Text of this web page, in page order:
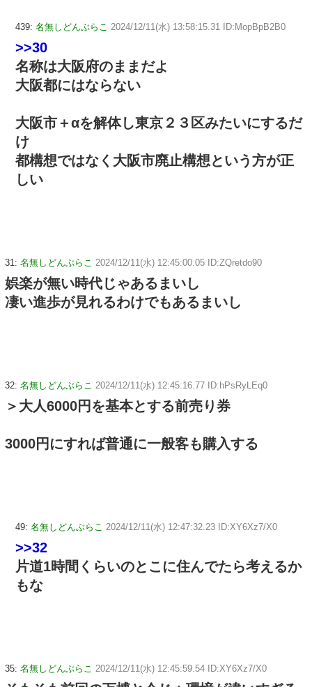
439: 名無しどんぶらこ 2024/12/11(水) 13:58:15.31 ID:MopBpB2B0
>>30
名称は大阪府のままだよ
大阪都にはならない
大阪市＋αを解体し東京２３区みたいにするだ
け
都構想ではなく大阪市廃止構想という方が正
しい
31: 名無しどんぶらこ 2024/12/11(水) 12:45:00.05 ID:ZQretdo90
娯楽が無い時代じゃあるまいし
凄い進歩が見れるわけでもあるまいし
32: 名無しどんぶらこ 2024/12/11(水) 12:45:16.77 ID:hPsRyLEq0
＞大人6000円を基本とする前売り券
3000円にすれば普通に一般客も購入する
49: 名無しどんぶらこ 2024/12/11(水) 12:47:32.23 ID:XY6Xz7/X0
>>32
片道1時間くらいのとこに住んでたら考えるか
もな
35: 名無しどんぶらこ 2024/12/11(水) 12:45:59.54 ID:XY6Xz7/X0